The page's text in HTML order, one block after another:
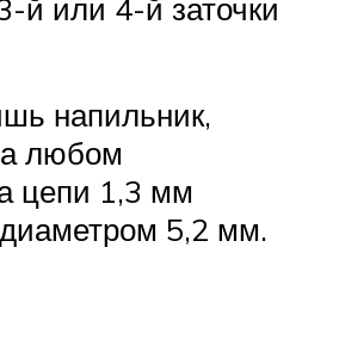
й или 4-й заточки
напильник,
любом
цепи 1,3 мм
5,2 мм.